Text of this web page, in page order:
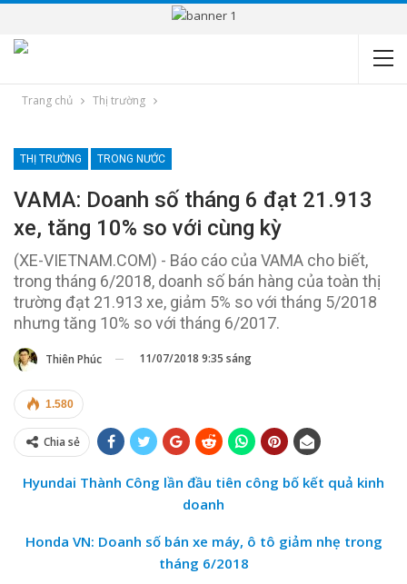
Trang chủ Thị trường
THỊ TRƯỜNG TRONG NƯỚC
VAMA: Doanh số tháng 6 đạt 21.913
xe, tăng 10% so với cùng kỳ
(XE-VIETNAM.COM) - Báo cáo của VAMA cho biết,
trong tháng 6/2018, doanh số bán hàng của toàn thị
trường đạt 21.913 xe, giảm 5% so với tháng 5/2018
nhưng tăng 10% so với tháng 6/2017.
Thiên Phúc 11/07/2018 9:35 sáng
1.580
Chia sẻ
Hyundai Thành Công lần đầu tiên công bố kết quả kinh
doanh
Honda VN: Doanh số bán xe máy, ô tô giảm nhẹ trong
tháng 6/2018